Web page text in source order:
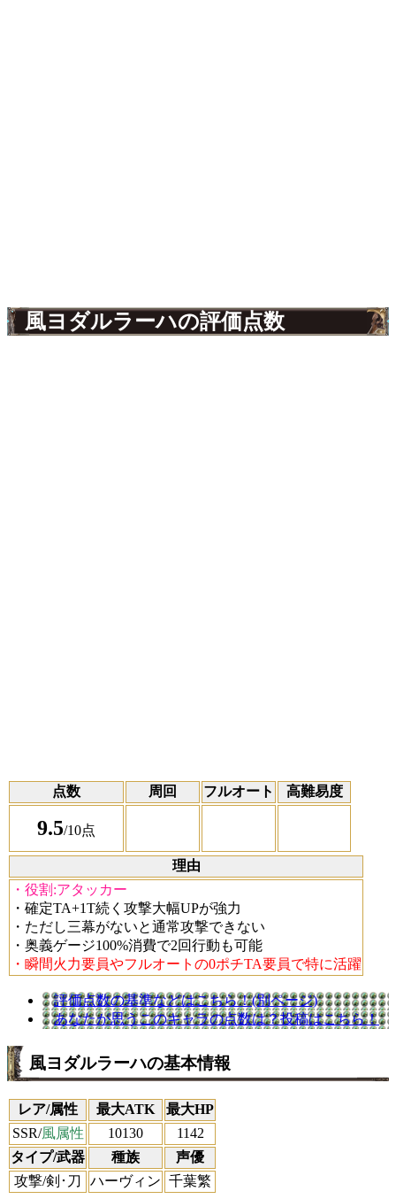
風ヨダルラーハの評価点数
点数 周回 フルオート 高難易度
9.5/10点
理由
・役割:アタッカー
・確定TA+1T続く攻撃大幅UPが強力
・ただし三幕がないと通常攻撃できない
・奥義ゲージ100%消費で2回行動も可能
・瞬間火力要員やフルオートの0ポチTA要員で特に活躍
評価点数の基準などはこちら！(別ページ)
あなたが思うこのキャラの点数は？投稿はこちら！
風ヨダルラーハの基本情報
レア/属性 最大ATK
最大HP
SSR/風属性 10130
1142
タイプ/武器
種族
声優
攻撃/剣･刀
ハーヴィン 千葉繁